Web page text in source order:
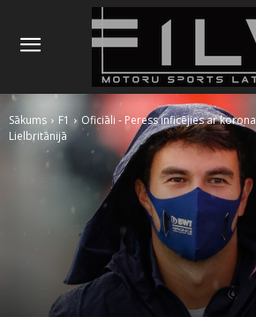
Sākums F1
Oficiāli - Peress inficējies ar
Lielbritānijā